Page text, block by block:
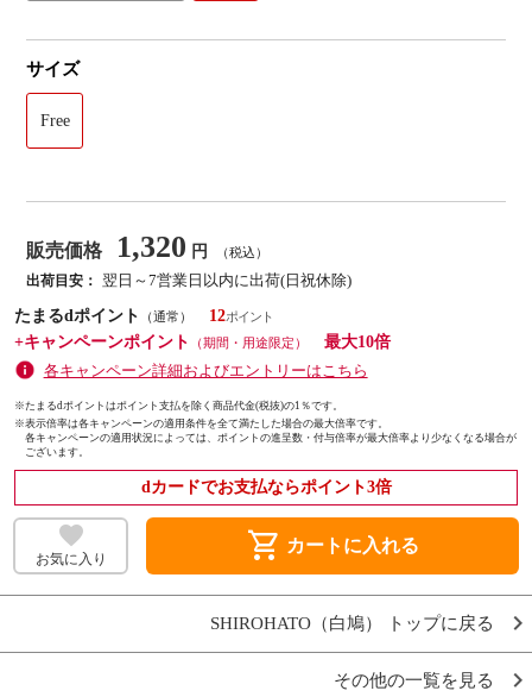
サイズ
Free
販売価格 1,320 円 （税込）
出荷目安： 翌日～7営業日以内に出荷(日祝休除)
たまるdポイント
（通常）
12
+キャンペーンポイント
（期間・用途限定）
最大10倍
各キャンペーン詳細およびエントリーはこちら
※たまるdポイントはポイント支払を除く商品代金(税抜)の1％です。
※表示倍率は各キャンペーンの適用条件を全て満たした場合の最大倍率です。
各キャンペーンの適用状況によっては、ポイントの進呈数・付与倍率が最大倍率より少なくなる場合が
ございます。
dカードでお支払ならポイント3倍
お気に入り shopping_cart カートに入れる
SHIROHATO（白鳩） トップに戻る
その他の一覧を見る